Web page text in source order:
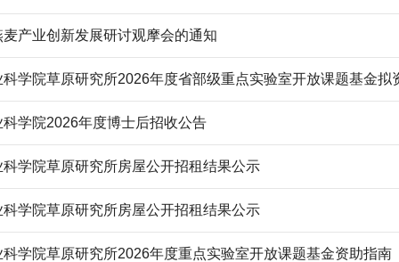
产业创新发展研讨观摩会的通知
科学院草原研究所2026年度省部级重点实验室开放课题基金拟
科学院2026年度博士后招收公告
科学院草原研究所房屋公开招租结果公示
科学院草原研究所房屋公开招租结果公示
科学院草原研究所2026年度重点实验室开放课题基金资助指南